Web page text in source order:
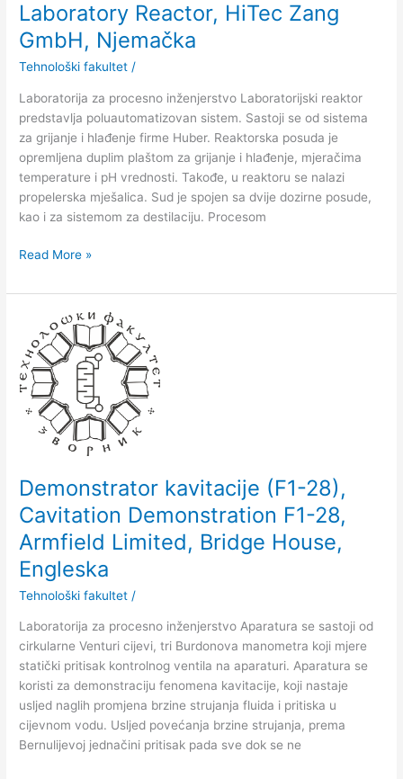
Laboratory Reactor, HiTec Zang
GmbH, Nјemačka
Tehnološki fakultet /
Laboratorija za procesno inženjerstvo Laboratorijski reaktor
predstavlјa poluautomatizovan sistem. Sastoji se od sistema
za grijanje i hlađenje firme Huber. Reaktorska posuda je
opremlјena duplim plaštom za grijanje i hlađenje, mjeračima
temperature i pH vrednosti. Takođe, u reaktoru se nalazi
propelerska mješalica. Sud je spojen sa dvije dozirne posude,
kao i za sistemom za destilaciju. Procesom
Read More »
Demonstrator kavitacije (F1-28),
Cavitation Demonstration F1-28,
Armfield Limited, Bridge House,
Engleska
Tehnološki fakultet /
Laboratorija za procesno inženjerstvo Aparatura se sastoji od
cirkularne Venturi cijevi, tri Burdonova manometra koji mjere
statički pritisak kontrolnog ventila na aparaturi. Aparatura se
koristi za demonstraciju fenomena kavitacije, koji nastaje
uslјed naglih promjena brzine strujanja fluida i pritiska u
cijevnom vodu. Uslјed povećanja brzine strujanja, prema
Bernulijevoj jednačini pritisak pada sve dok se ne
Demonstrator
kavitacije
(F1-
28),
Cavitation
Demonstration
Armfield
Limited,
Bridge
House,
Engleska